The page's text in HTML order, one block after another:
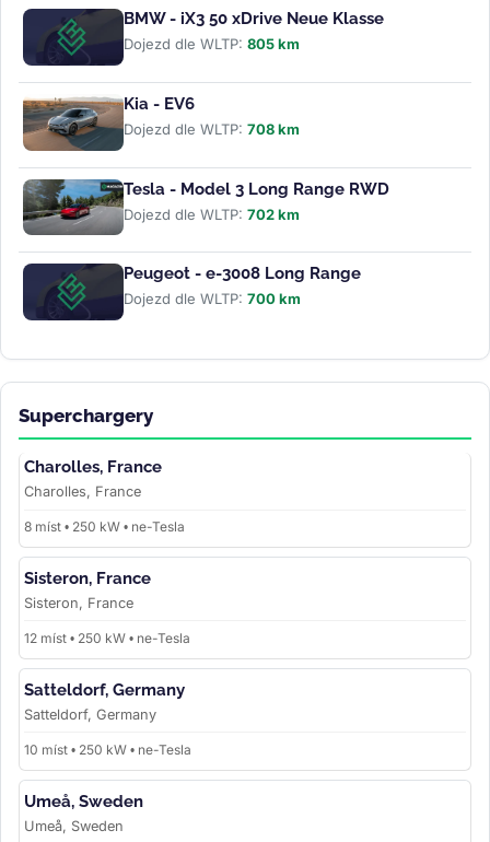
BMW - iX3 50 xDrive Neue Klasse
Dojezd dle WLTP: 805 km
Kia - EV6
Dojezd dle WLTP: 708 km
Tesla - Model 3 Long Range RWD
Dojezd dle WLTP: 702 km
Peugeot - e-3008 Long Range
Dojezd dle WLTP: 700 km
Superchargery
Charolles, France
Charolles, France
8 míst • 250 kW • ne-Tesla
Sisteron, France
Sisteron, France
12 míst • 250 kW • ne-Tesla
Satteldorf, Germany
Satteldorf, Germany
10 míst • 250 kW • ne-Tesla
Umeå, Sweden
Umeå, Sweden